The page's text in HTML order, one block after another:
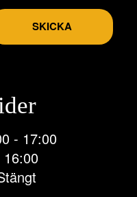
SKICKA
- 17:00